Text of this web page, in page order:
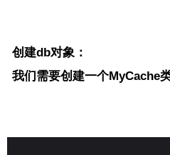
创建db对象：
我们需要创建一个MyCache